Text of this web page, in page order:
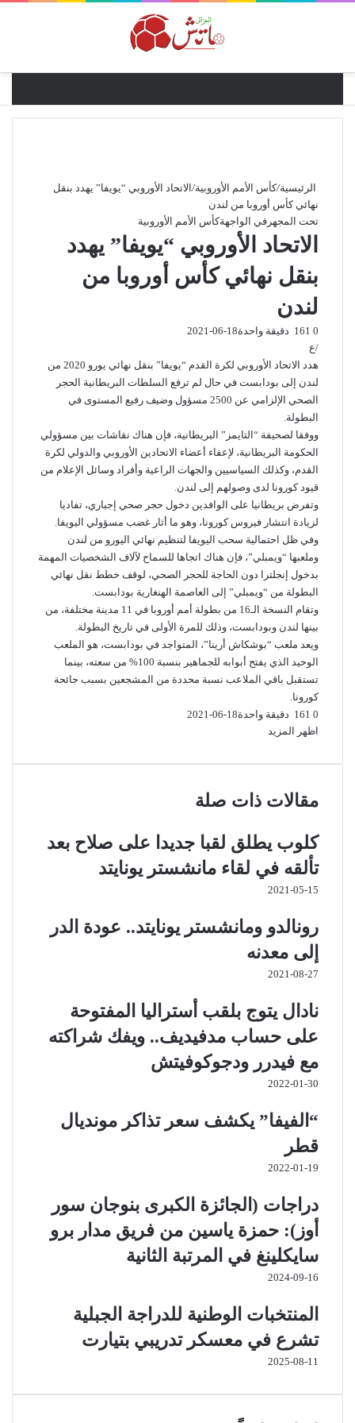
الرئيسية/كأس الأمم الأوروبية/الاتحاد الأوروبي “يويفا” يهدد بنقل
نهائي كأس أوروبا من لندن
تحت المجهر في الواجهةكأس الأمم الأوروبية
الاتحاد الأوروبي “يويفا” يهدد
بنقل نهائي كأس أوروبا من
لندن
2021-06-18 0
دقيقة واحدة
/ع
هدد الاتحاد الأوروبي لكرة القدم “يويفا” بنقل نهائي يورو 2020 من
لندن إلى بودابست في حال لم ترفع السلطات البريطانية الحجر
الصحي الإلزامي عن 2500 مسؤول وضيف رفيع المستوى في
البطولة.
ووفقا لصحيفة “التايمز” البريطانية، فإن هناك نقاشات بين مسؤولي
الحكومة البريطانية، لإعفاء أعضاء الاتحادين الأوروبي والدولي لكرة
القدم، وكذلك السياسيين والجهات الراعية وأفراد وسائل الإعلام من
قيود كورونا لدى وصولهم إلى لندن.
وتفرض بريطانيا على الوافدين دخول حجر صحي إجباري، تفاديا
لزيادة انتشار فيروس كورونا، وهو ما أثار غضب مسؤولي اليويفا.
وفي ظل احتمالية سحب اليويفا لتنظيم نهائي اليورو من لندن
وملعبها “ويمبلي”، فإن هناك اتجاها للسماح لآلاف الشخصيات المهمة
بدخول إنجلترا دون الحاجة للحجر الصحي، لوقف خطط نقل نهائي
البطولة من “ويمبلي” إلى العاصمة الهنغارية بودابست.
وتقام النسخة الـ16 من بطولة أمم أوروبا في 11 مدينة مختلفة، من
بينها لندن وبودابست، وذلك للمرة الأولى في تاريخ البطولة.
ويعد ملعب “بوشكاش أرينا”، المتواجد في بودابست، هو الملعب
الوحيد الذي يفتح أبوابه للجماهير بنسبة 100% من سعته، بينما
تستقبل باقي الملاعب نسبة محددة من المشجعين بسبب جائحة
كورونا.
2021-06-18
0
دقيقة واحدة
اظهر المزيد
مقالات ذات صلة
كلوب يطلق لقبا جديدا على صلاح بعد
تألقه في لقاء مانشستر يونايتد
2021-05-15
رونالدو ومانشستر يونايتد.. عودة الدر
إلى معدنه
2021-08-27
نادال يتوج بلقب أستراليا المفتوحة
على حساب مدفيديف.. ويفك شراكته
مع فيدرر ودجوكوفيتش
2022-01-30
“الفيفا” يكشف سعر تذاكر مونديال
قطر
2022-01-19
دراجات (الجائزة الكبرى بنوجان سور
أوز): حمزة ياسين من فريق مدار برو
سايكلينغ في المرتبة الثانية
2024-09-16
المنتخبات الوطنية للدراجة الجبلية
تشرع في معسكر تدريبي بتيارت
2025-08-11